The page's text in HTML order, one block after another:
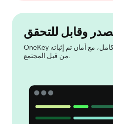
وقابل للتحقق
OneKey هو برنامج مفتوح المصدر بالكامل، مع أمان تم إثباته